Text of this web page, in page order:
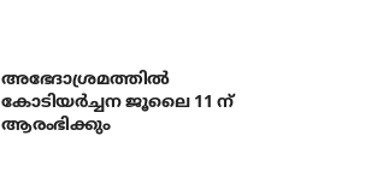
അഭേദാശ്രമത്തില്‍
കോടിയര്‍ച്ചന ജൂലൈ 11 ന്
ആരംഭിക്കും